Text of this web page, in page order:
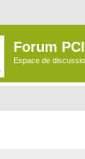
Forum PCI
Espace de